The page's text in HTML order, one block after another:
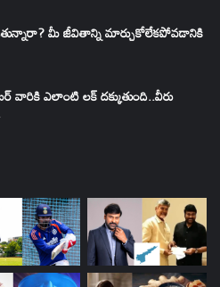
మీ జీవితాన్ని మార్చుకోలేకపోవడానికి
వారికి ఎలాంటి లక్ దక్కుతుంది..వీరు